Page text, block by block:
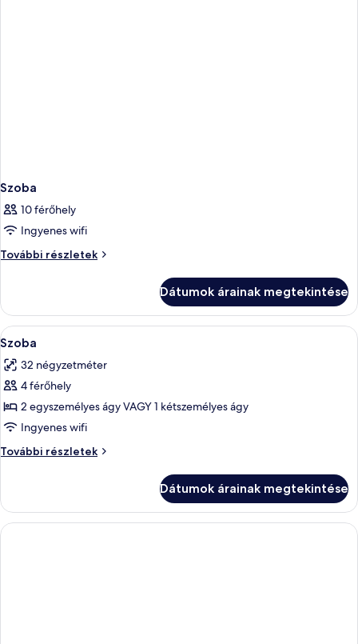
Szoba
10 férőhely
Ingyenes wifi
További részletek
Szoba
Dátumok árainak megtekintése
A
következő
szoba
összes
képének
megtekintése:
Szoba
Prémium ágynemű és széf a szobában
5
Szoba
32 négyzetméter
4 férőhely
2 egyszemélyes ágy VAGY 1 kétszemélyes ágy
Ingyenes wifi
További részletek
Szoba
Dátumok árainak megtekintése